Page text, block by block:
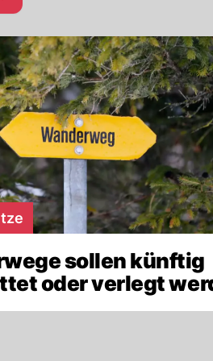
sollen künftig
oder verlegt